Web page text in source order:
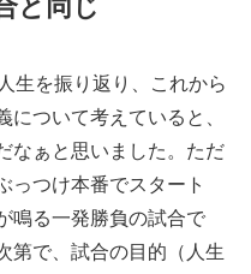
と同じ
生を振り返り、これから
ついて考えていると、
なぁと思いました。ただ
っつけ本番でスタート
鳴る一発勝負の試合で
第で、試合の目的（人生